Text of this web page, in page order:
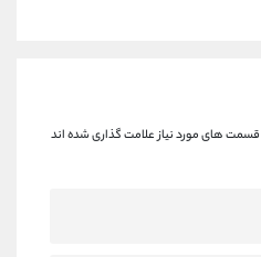
قسمت های مورد نیاز علامت گذاری شده اند